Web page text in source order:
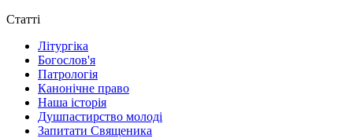
Статті
Літургіка
Богослов'я
Патрологія
Канонічне право
Наша історія
Душпастирство молоді
Запитати Священика